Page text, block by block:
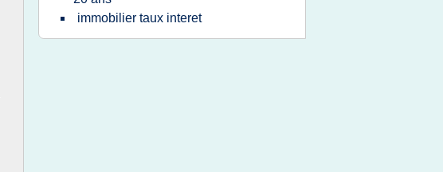
immobilier taux interet